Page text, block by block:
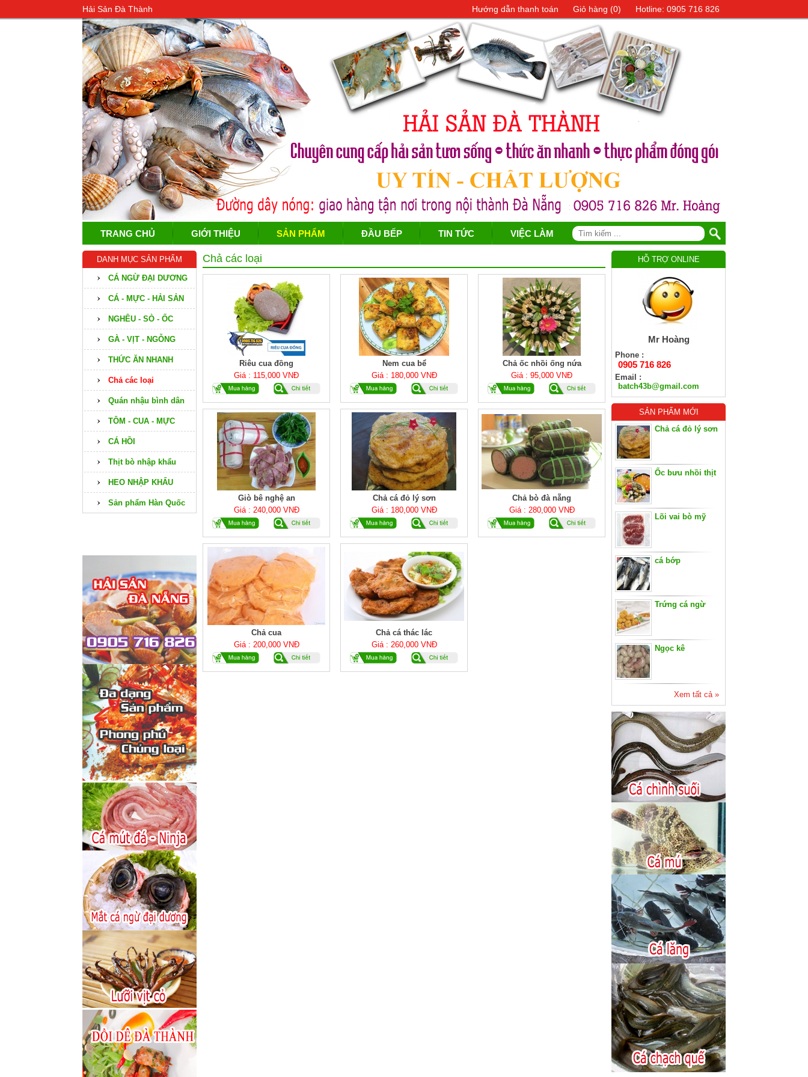
Hải Sản Đà Thành Hướng dẫn thanh toán Giỏ hàng (0) Hotline: 0905 716 826
TRANG CHỦ GIỚI THIỆU SẢN PHẨM ĐẦU BẾP TIN TỨC VIỆC LÀM
DANH MỤC SẢN PHẨM
CÁ NGỪ ĐẠI DƯƠNG
CÁ - MỰC - HẢI SẢN
NGHÊU - SÒ - ỐC
GÀ - VỊT - NGỖNG
THỨC ĂN NHANH
Chả các loại
Quán nhậu bình dân
TÔM - CUA - MỰC
CÁ HỒI
Thịt bò nhập khẩu
HEO NHẬP KHẨU
Sản phẩm Hàn Quốc
Chả các loại
Riêu cua đồng
Giá : 115,000 VNĐ
Nem cua bể
Giá : 180,000 VNĐ
Chả ốc nhồi ống nứa
Giá : 95,000 VNĐ
Giò bê nghệ an
Giá : 240,000 VNĐ
Chả cá đỏ lý sơn
Giá : 180,000 VNĐ
Chả bò đà nẵng
Giá : 280,000 VNĐ
Chả cua
Giá : 200,000 VNĐ
Chả cá thác lác
Giá : 260,000 VNĐ
HỖ TRỢ ONLINE
Mr Hoàng
Phone :
0905 716 826
Email :
batch43b@gmail.com
SẢN PHẨM MỚI
Chả cá đỏ lý sơn
Ốc bưu nhồi thịt
Lõi vai bò mỹ
cá bớp
Trứng cá ngừ
Ngọc kê
Xem tất cả »